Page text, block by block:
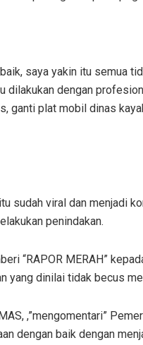
saya yakin itu semua
dilakukan dengan
ganti plat mobil dinas
sudah viral dan menjadi
penindakan.
“RAPOR MERAH”
yang dinilai tidak becus
,”mengomentari”
dengan baik dengan